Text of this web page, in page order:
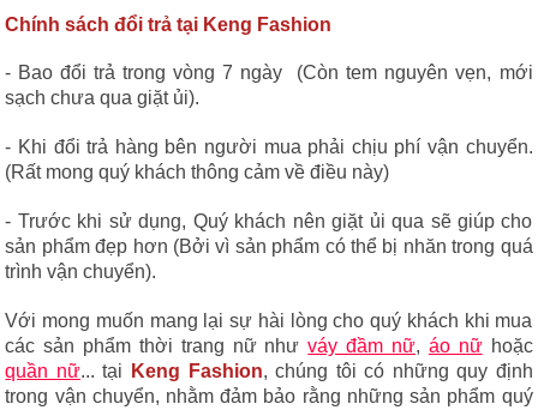
Chính sách đổi trả tại Keng Fashion
- Bao đổi trả trong vòng 7 ngày (Còn tem nguyên vẹn, mới
sạch chưa qua giặt ủi).
- Khi đổi trả hàng bên người mua phải chịu phí vận chuyển.
(Rất mong quý khách thông cảm về điều này)
- Trước khi sử dụng, Quý khách nên giặt ủi qua sẽ giúp cho
sản phẩm đẹp hơn (Bởi vì sản phẩm có thể bị nhăn trong quá
trình vận chuyển).
Với mong muốn mang lại sự hài lòng cho quý khách khi mua
các sản phẩm thời trang nữ nhưváy đầm nữ, áo nữhoặc
quần nữ... tại Keng Fashion, chúng tôi có những quy định
trong vận chuyển, nhằm đảm bảo rằng những sản phẩm quý